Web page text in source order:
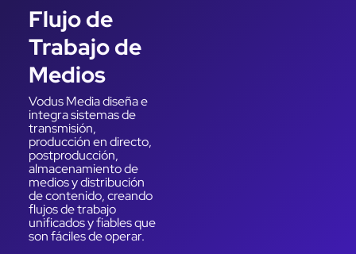
Flujo de
Trabajo de
Medios
Vodus Media diseña e
integra sistemas de
transmisión,
producción en directo,
postproducción,
almacenamiento de
medios y distribución
de contenido, creando
flujos de trabajo
unificados y fiables que
son fáciles de operar.